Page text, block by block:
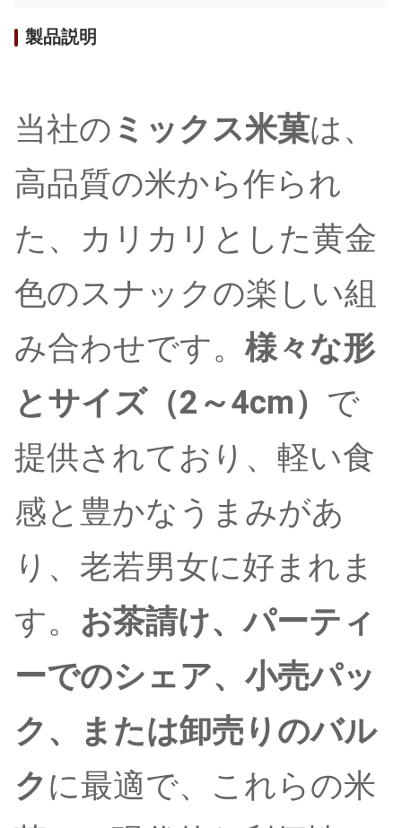
製品説明
当社の ミックス米菓は、
高品質の米から作られ
た、カリカリとした黄金
色のスナックの楽しい組
み合わせです。 様々な形
とサイズ（2～4cm） で
提供されており、軽い食
感と豊かなうまみがあ
り、老若男女に好まれま
す。 お茶請け、パーティ
ーでのシェア、小売パッ
ク、または卸売りのバル
クに最適で、これらの米